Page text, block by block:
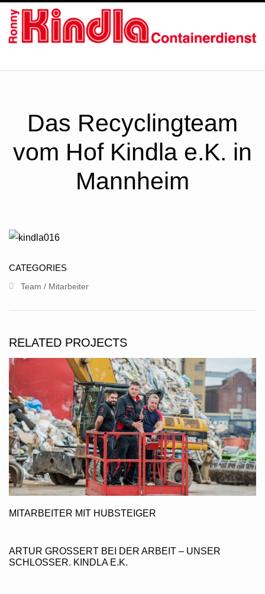
ZERTIFIKATE
UNSER TEAM
Das Recyclingteam
vom Hof Kindla e.K. in
Mannheim
CATEGORIES
Team / Mitarbeiter
RELATED PROJECTS
MITARBEITER MIT HUBSTEIGER
ARTUR GROSSERT BEI DER ARBEIT – UNSER S
CHLOSSER. KINDLA E.K.